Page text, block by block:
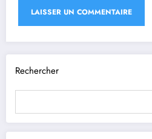
Rechercher